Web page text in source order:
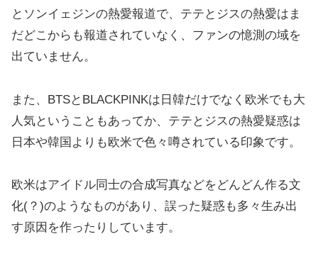
とソンイェジンの熱愛報道で、テテとジスの熱愛はま
だどこからも報道されていなく、ファンの憶測の域を
出ていません。
また、BTSとBLACKPINKは日韓だけでなく欧米でも大
人気ということもあってか、テテとジスの熱愛疑惑は
日本や韓国よりも欧米で色々噂されている印象です。
欧米はアイドル同士の合成写真などをどんどん作る文
化(？)のようなものがあり、誤った疑惑も多々生み出
す原因を作ったりしています。